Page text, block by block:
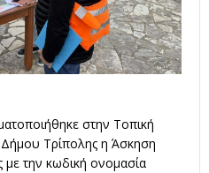
στην Τοπική
Τρίπολης η Άσκηση
την κωδική ονομασία